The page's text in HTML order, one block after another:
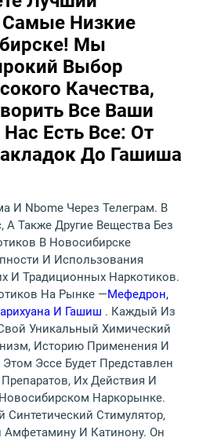
Низкие
Мы
Выбор
Качества,
Все Ваши
Есть Все: От
До Гашиша
И Nbome Через Телеграм. В
Также Другие Вещества Без
В Новосибирске
И Использования
И Традиционных Наркотиков.
На Рынке —Мефедрон,
И Гашиш . Каждый Из
Уникальный Химический
Историю Применения И
Эссе Будет Представлен
Их Действия И
Наркорынке.
Стимулятор,
И Катинону. Он